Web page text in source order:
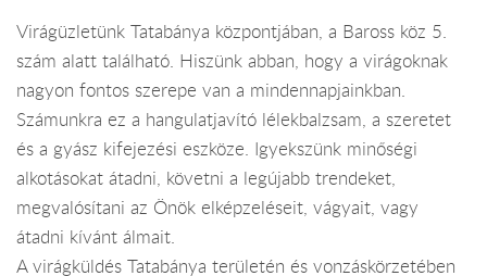
Virágüzletünk Tatabánya központjában, a Baross köz 5.
szám alatt található. Hiszünk abban, hogy a virágoknak
nagyon fontos szerepe van a mindennapjainkban.
Számunkra ez a hangulatjavító lélekbalzsam, a szeretet
és a gyász kifejezési eszköze. Igyekszünk minőségi
alkotásokat átadni, követni a legújabb trendeket,
megvalósítani az Önök elképzeléseit, vágyait, vagy
átadni kívánt álmait.
A virágküldés Tatabánya területén és vonzáskörzetében